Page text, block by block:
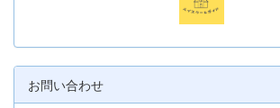
お問い合わせ